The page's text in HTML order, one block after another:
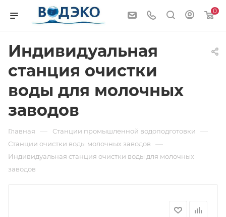
0
Индивидуальная
станция очистки
воды для молочных
заводов
Главная — Станции промышленной водоподготовки —
Станции очистки воды молочных заводов —
Индивидуальная станция очистки воды для молочных
заводов